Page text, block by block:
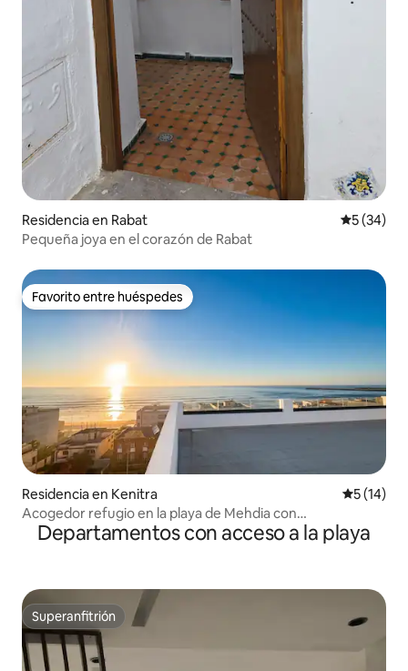
Residencia en Rabat
5 (34)
Pequeña joya en el corazón de Rabat
Favorito entre huéspedes
Favorito entre huéspedes
Residencia en Kenitra
5 (14)
Acogedor refugio en la playa de Mehdia con
estacionamiento y wifi
Departamentos con acceso a la playa
Superanfitrión
Superanfitrión